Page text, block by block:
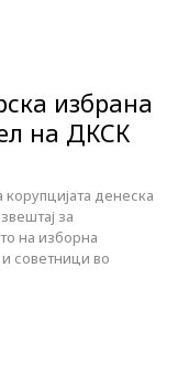
избрана
на ДКСК
денеска
за
на изборна
советници во